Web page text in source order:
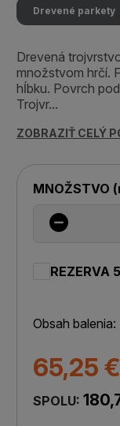
Drevené parkety
Drevená
množstvom hrčí.
hĺbku. Povrch
Trojvr...
ZOBRAZIŤ CELÝ
MNOŽSTVO (
REZERVA
Obsah balenia:
65,25 €
SPOLU: